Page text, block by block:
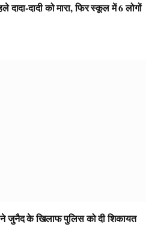
दादी को मारा, फिर स्कूल में 6 लोगों
ने जुनैद के खिलाफ पुलिस को दी शिकायत